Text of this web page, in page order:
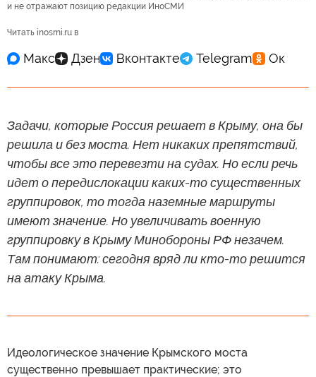
и не отражают позицию редакции ИноСМИ
Читать inosmi.ru в
Задачи, которые Россия решает в Крыму, она бы
решила и без моста. Нет никаких препятствий,
чтобы все это перевезти на судах. Но если речь
идет о передислокации каких-то существенных
группировок, то тогда наземные маршруты
имеют значение. Но увеличивать военную
группировку в Крыму Минобороны РФ незачем.
Там понимают: сегодня вряд ли кто-то решится
на атаку Крыма.
Идеологическое значение Крымского моста
существенно превышает практические; это